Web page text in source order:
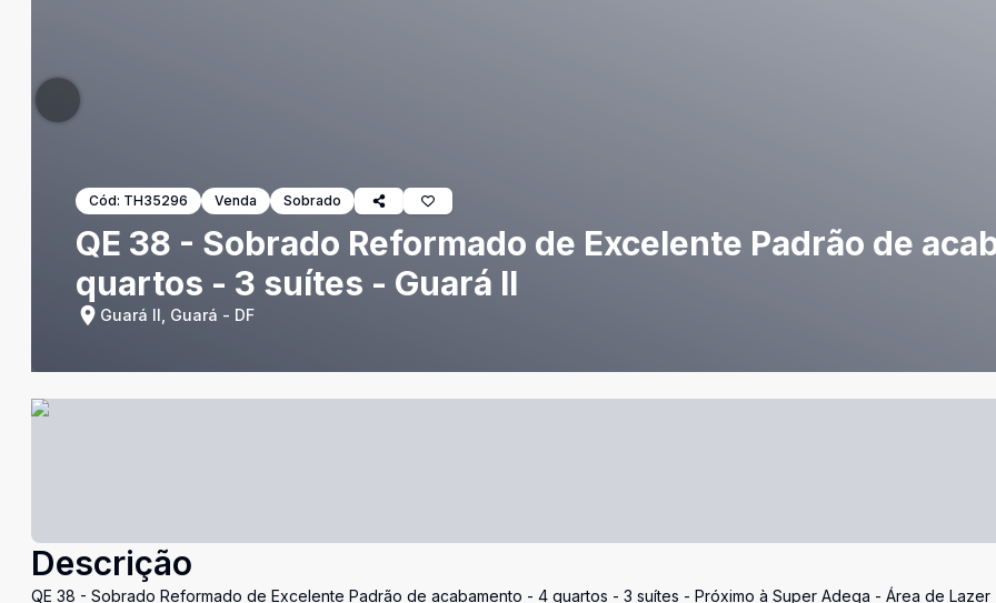
Cód: TH35296 Venda Sobrado
QE 38 - Sobrado Reformado de Excelente Padrão de
quartos - 3 suítes - Guará II
Guará II, Guará - DF
Descrição
QE 38 - Sobrado Reformado de Excelente Padrão de acabamento - 4 quartos - 3 suítes - Próximo à Super Adega - Área de Lazer